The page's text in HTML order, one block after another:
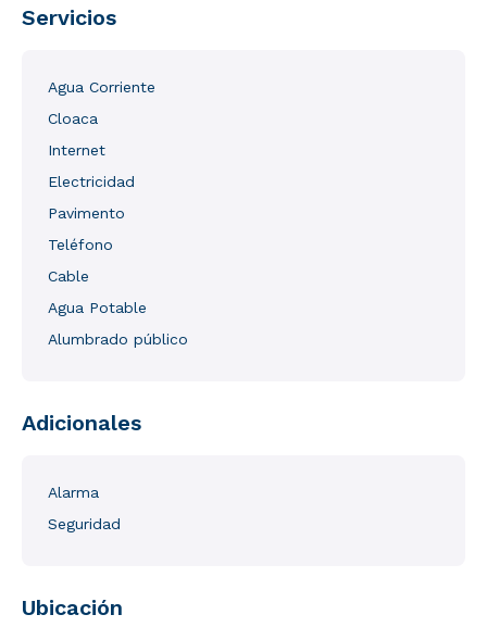
Servicios
Agua Corriente
Cloaca
Internet
Electricidad
Pavimento
Teléfono
Cable
Agua Potable
Alumbrado público
Adicionales
Alarma
Seguridad
Ubicación